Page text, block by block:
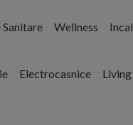
Wellness
Electrocasnice